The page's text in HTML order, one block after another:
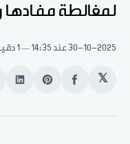
لمغالطة
30-10-2025 عند 14:35 1 دقيقة قراءة
𝕏
انشر
الفيسبوك
Share
Pinterest
انشر